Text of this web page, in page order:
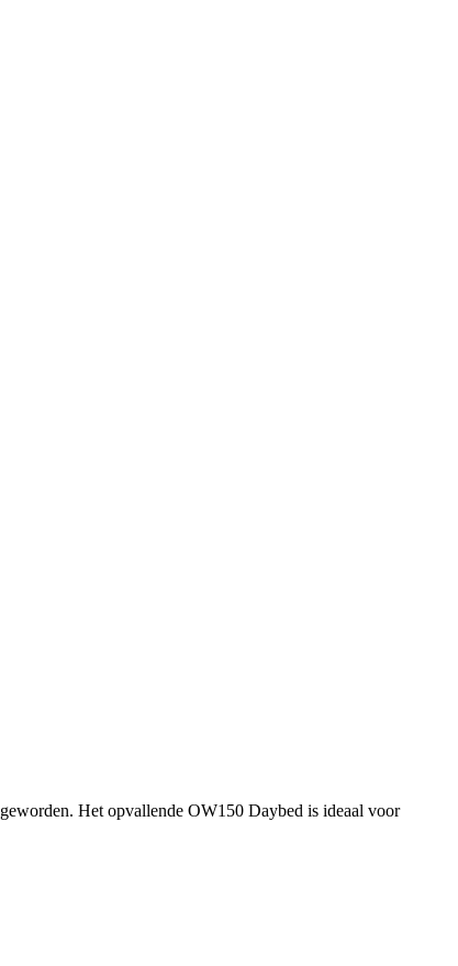
Het opvallende OW150 Daybed is ideaal voor